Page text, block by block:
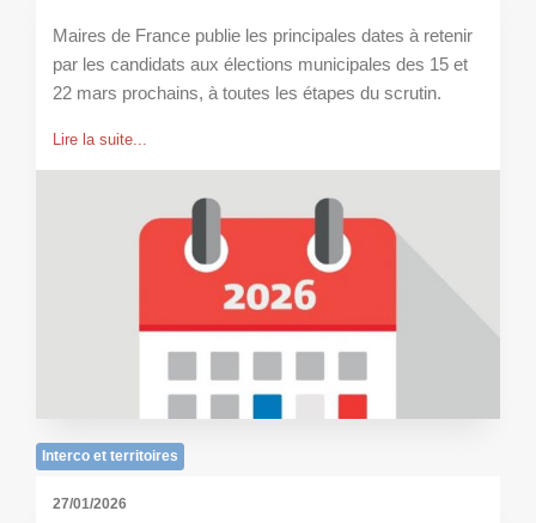
Maires de France publie les principales dates à retenir
par les candidats aux élections municipales des 15 et
22 mars prochains, à toutes les étapes du scrutin.
Lire la suite...
Interco et territoires
27/01/2026